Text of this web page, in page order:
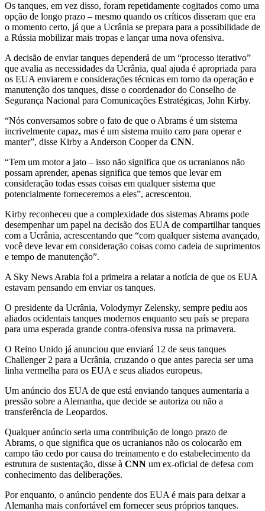
Os tanques, em vez disso, foram repetidamente cogitados como uma
opção de longo prazo – mesmo quando os críticos disseram que era
o momento certo, já que a Ucrânia se prepara para a possibilidade de
a Rússia mobilizar mais tropas e lançar uma nova ofensiva.
A decisão de enviar tanques dependerá de um “processo iterativo”
que avalia as necessidades da Ucrânia, qual ajuda é apropriada para
os EUA enviarem e considerações técnicas em torno da operação e
manutenção dos tanques, disse o coordenador do Conselho de
Segurança Nacional para Comunicações Estratégicas, John Kirby.
“Nós conversamos sobre o fato de que o Abrams é um sistema
incrivelmente capaz, mas é um sistema muito caro para operar e
manter”, disse Kirby a Anderson Cooper da CNN.
“Tem um motor a jato – isso não significa que os ucranianos não
possam aprender, apenas significa que temos que levar em
consideração todas essas coisas em qualquer sistema que
potencialmente forneceremos a eles”, acrescentou.
Kirby reconheceu que a complexidade dos sistemas Abrams pode
desempenhar um papel na decisão dos EUA de compartilhar tanques
com a Ucrânia, acrescentando que “com qualquer sistema avançado,
você deve levar em consideração coisas como cadeia de suprimentos
e tempo de manutenção”.
A Sky News Arabia foi a primeira a relatar a notícia de que os EUA
estavam pensando em enviar os tanques.
O presidente da Ucrânia, Volodymyr Zelensky, sempre pediu aos
aliados ocidentais tanques modernos enquanto seu país se prepara
para uma esperada grande contra-ofensiva russa na primavera.
O Reino Unido já anunciou que enviará 12 de seus tanques
Challenger 2 para a Ucrânia, cruzando o que antes parecia ser uma
linha vermelha para os EUA e seus aliados europeus.
Um anúncio dos EUA de que está enviando tanques aumentaria a
pressão sobre a Alemanha, que decide se autoriza ou não a
transferência de Leopardos.
Qualquer anúncio seria uma contribuição de longo prazo de
Abrams, o que significa que os ucranianos não os colocarão em
campo tão cedo por causa do treinamento e do estabelecimento da
estrutura de sustentação, disse à CNN um ex-oficial de defesa com
conhecimento das deliberações.
Por enquanto, o anúncio pendente dos EUA é mais para deixar a
Alemanha mais confortável em fornecer seus próprios tanques.